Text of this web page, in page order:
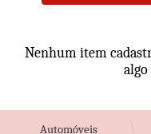
Nenhum item
Automóveis